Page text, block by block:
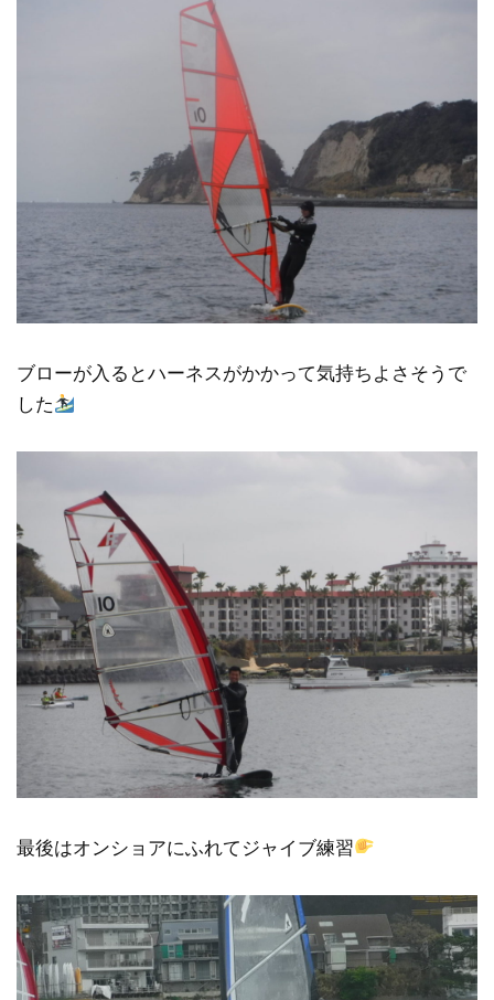
ブローが入るとハーネスがかかって気持ちよさそうで
した
最後はオンショアにふれてジャイブ練習